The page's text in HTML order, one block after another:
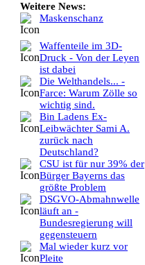
Weitere News:
Maskenschanz
Waffenteile im 3D-
Druck - Von der Leyen
ist dabei
Die Welthandels... -
Farce: Warum Zölle so
wichtig sind.
Bin Ladens Ex-
Leibwächter Sami A.
zurück nach
Deutschland?
CSU ist für nur 39% der
Bürger Bayerns das
größte Problem
DSGVO-Abmahnwelle
läuft an -
Bundesregierung will
gegensteuern
Mal wieder kurz vor
Pleite